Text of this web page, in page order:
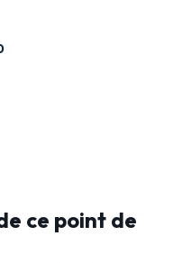
ce point de